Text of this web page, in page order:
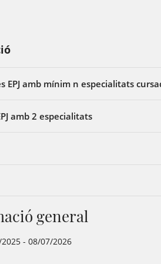
EPJ amb mínim n especialitats
amb 2 especialitats
general
- 08/07/2026